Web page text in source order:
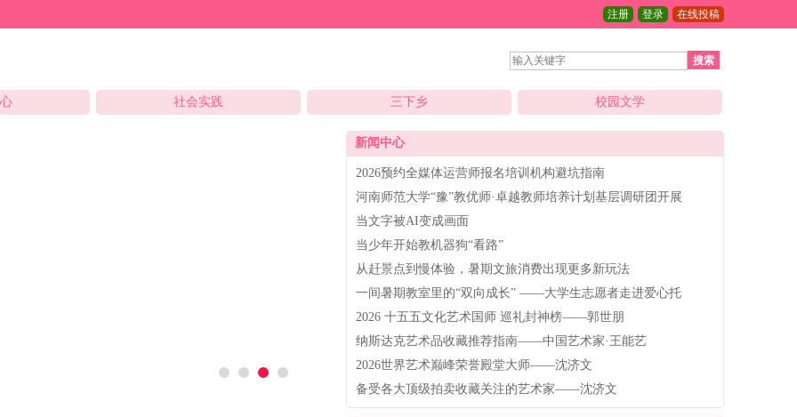
注册 登录 在线投稿
搜索
社会实践 三下乡 校园文学
新闻中心
2026预约全媒体运营师报名培训机构避坑指南
河南师范大学“豫”教优师·卓越教师培养计划基层调研团开展
当文字被AI变成画面
当少年开始教机器狗“看路”
从赶景点到慢体验，暑期文旅消费出现更多新玩法
一间暑期教室里的“双向成长” ——大学生志愿者走进爱心托
2026 十五五文化艺术国师 巡礼封神榜——郭世朋
纳斯达克艺术品收藏推荐指南——中国艺术家·王能艺
2026世界艺术巅峰荣誉殿堂大师——沈济文
备受各大顶级拍卖收藏关注的艺术家——沈济文